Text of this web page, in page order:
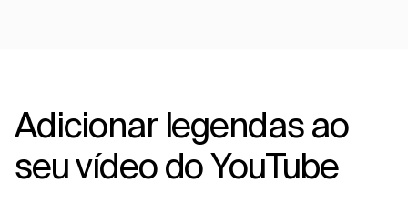
Adicionar legendas ao
seu vídeo do YouTube